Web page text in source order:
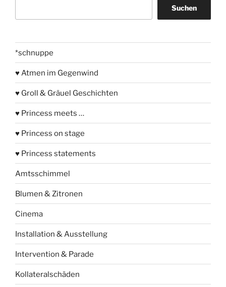
Suchen
*schnuppe
♥ Atmen im Gegenwind
♥ Groll & Gräuel Geschichten
♥ Princess meets …
♥ Princess on stage
♥ Princess statements
Amtsschimmel
Blumen & Zitronen
Cinema
Installation & Ausstellung
Intervention & Parade
Kollateralschäden